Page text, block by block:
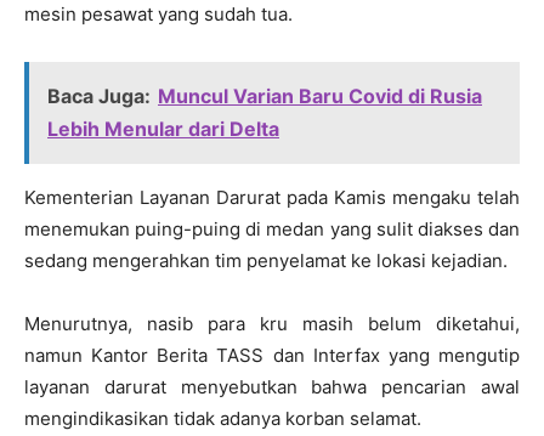
mesin pesawat yang sudah tua.
Baca Juga: Muncul Varian Baru Covid di Rusia
Lebih Menular dari Delta
Kementerian Layanan Darurat pada Kamis mengaku telah
menemukan puing-puing di medan yang sulit diakses dan
sedang mengerahkan tim penyelamat ke lokasi kejadian.
Menurutnya, nasib para kru masih belum diketahui,
namun Kantor Berita TASS dan Interfax yang mengutip
layanan darurat menyebutkan bahwa pencarian awal
mengindikasikan tidak adanya korban selamat.